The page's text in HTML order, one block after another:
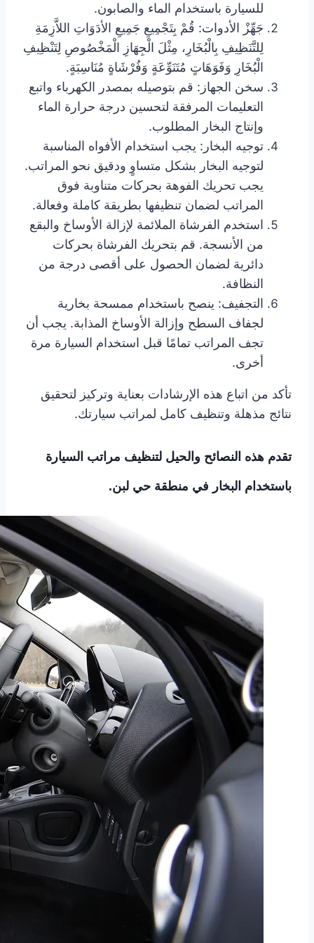
للسيارة باستخدام الماء والصابون.
جَهِّزْ الأدوات: قُمْ بِتَجْمِيعِ جَمِيعِ الأدَوَاتِ اللاَّزِمَةِ
لِلتَّنَظِيفِ بِالْبُخَارِ، مِثْلَ الْجِهَازِ الْمَخْصُوصِ لِتَنْظِيفِ
الْبُخَارِ وَفَوَهَاتٍ مُتَنَوِّعَةٍ وَفُرْشَاةٍ مُنَاسِبَةٍ.
سخن الجهاز: قم بتوصيله بمصدر الكهرباء واتبع
التعليمات المرفقة لتحسين درجة حرارة الماء
وإنتاج البخار المطلوب.
توجيه البخار: يجب استخدام الأفواه المناسبة
لتوجيه البخار بشكل متساوٍ ودقيق نحو المراتب.
يجب تحريك الفوهة بحركات متناوبة فوق
المراتب لضمان تنظيفها بطريقة كاملة وفعالة.
استخدم الفرشاة الملائمة لإزالة الأوساخ والبقع
من الأنسجة. قم بتحريك الفرشاة بحركات
دائرية لضمان الحصول على أقصى درجة من
النظافة.
التجفيف: ينصح باستخدام ممسحة بخارية
لجفاف السطح وإزالة الأوساخ المذابة. يجب أن
تجف المراتب تمامًا قبل استخدام السيارة مرة
أخرى.
تأكد من اتباع هذه الإرشادات بعناية وتركيز لتحقيق
نتائج مذهلة وتنظيف كامل لمراتب سيارتك.
تقدم هذه النصائح والحيل لتنظيف مراتب السيارة
باستخدام البخار في منطقة حي لبن.